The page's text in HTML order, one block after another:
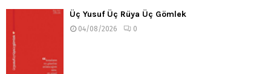
Üç Yusuf Üç Rüya Üç Gömlek
04/08/2026 0